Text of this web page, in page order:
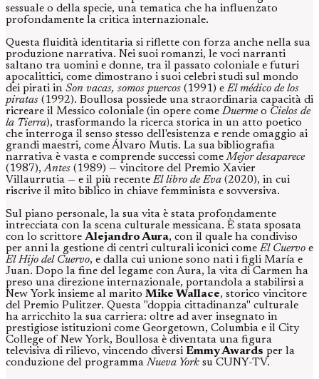
sessuale o della specie, una tematica che ha influenzato
profondamente la critica internazionale.
Questa fluidità identitaria si riflette con forza anche nella sua
produzione narrativa. Nei suoi romanzi, le voci narranti
saltano tra uomini e donne, tra il passato coloniale e futuri
apocalittici, come dimostrano i suoi celebri studi sul mondo
dei pirati in Son vacas, somos puercos (1991) e El médico de los
piratas (1992). Boullosa possiede una straordinaria capacità di
ricreare il Messico coloniale (in opere come Duermeo Cielos de
la Tierra), trasformando la ricerca storica in un atto poetico
che interroga il senso stesso dell'esistenza e rende omaggio ai
grandi maestri, come Álvaro Mutis. La sua bibliografia
narrativa è vasta e comprende successi comeMejor desaparece
(1987),Antes (1989) — vincitore del Premio Xavier
Villaurrutia — e il più recente El libro de Eva (2020), in cui
riscrive il mito biblico in chiave femminista e sovversiva.
Sul piano personale, la sua vita è stata profondamente
intrecciata con la scena culturale messicana. È stata sposata
con lo scrittore Alejandro Aura, con il quale ha condiviso
per anni la gestione di centri culturali iconici come El Cuervo e
El Hijo del Cuervo, e dalla cui unione sono nati i figli María e
Juan. Dopo la fine del legame con Aura, la vita di Carmen ha
preso una direzione internazionale, portandola a stabilirsi a
New York insieme al marito Mike Wallace, storico vincitore
del Premio Pulitzer. Questa "doppia cittadinanza" culturale
ha arricchito la sua carriera: oltre ad aver insegnato in
prestigiose istituzioni come Georgetown, Columbia e il City
College of New York, Boullosa è diventata una figura
televisiva di rilievo, vincendo diversi Emmy Awards per la
conduzione del programma Nueva York su CUNY-TV.